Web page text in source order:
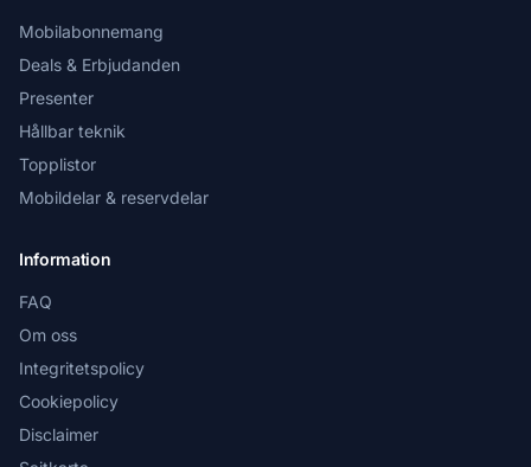
Mobilabonnemang
Deals & Erbjudanden
Presenter
Hållbar teknik
Topplistor
Mobildelar & reservdelar
Information
FAQ
Om oss
Integritetspolicy
Cookiepolicy
Disclaimer